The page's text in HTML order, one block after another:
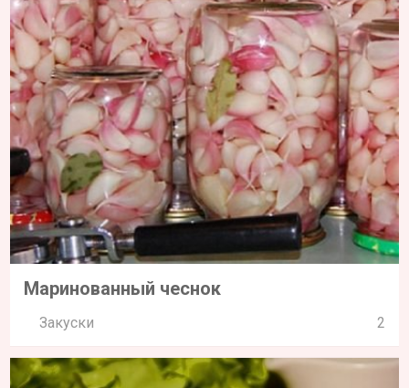
Маринованный чеснок
Закуски 2